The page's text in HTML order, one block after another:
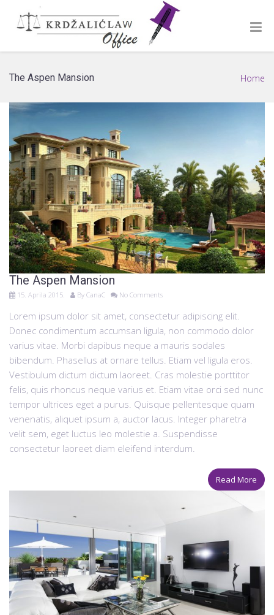
The Aspen Mansion Home
The Aspen Mansion
15. Aprila 2015. By CanaC No Comments
Lorem ipsum dolor sit amet, consectetur adipiscing elit.
Donec condimentum accumsan ligula, non commodo dolor
varius vitae. Morbi dapibus neque a mauris sodales
bibendum. Phasellus at ornare tellus. Etiam vel ligula eros.
Vestibulum dictum dictum laoreet. Cras molestie porttitor
felis, quis rhoncus neque varius et. Etiam vitae orci sed nunc
tempor ultrices eget a purus. Quisque pellentesque quam
venenatis, aliquet ipsum a, auctor lacus. Integer pharetra
velit sem, eget luctus leo molestie a. Suspendisse
consectetur laoreet diam eleifend interdum.
Read More